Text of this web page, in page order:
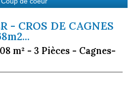
- CROS DE CAGNES
m² - 3 Pièces - Cagnes-